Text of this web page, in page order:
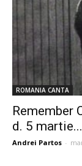
ROMANIA CANTA
Remember
d. 5 martie...
Andrei Partos -